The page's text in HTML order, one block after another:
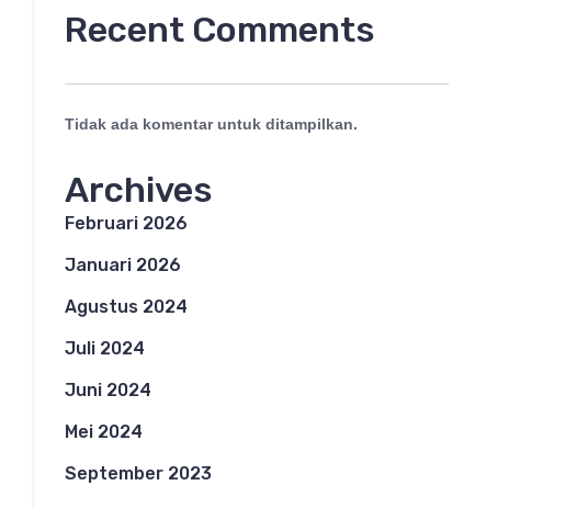
Recent Comments
Tidak ada komentar untuk ditampilkan.
Archives
Februari 2026
Januari 2026
Agustus 2024
Juli 2024
Juni 2024
Mei 2024
September 2023